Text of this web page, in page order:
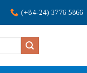
(+84-24) 3776 5866